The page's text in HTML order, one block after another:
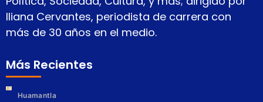
Iliana Cervantes, periodista de carrera con
más de 30 años en el medio.
Más Recientes
Huamantla